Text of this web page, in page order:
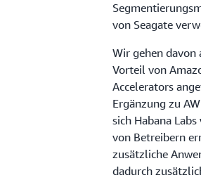
von Seagate
Wir gehen davon
Vorteil von
Accelerators
Ergänzung zu
sich Habana
von Betreibern
zusätzliche
dadurch